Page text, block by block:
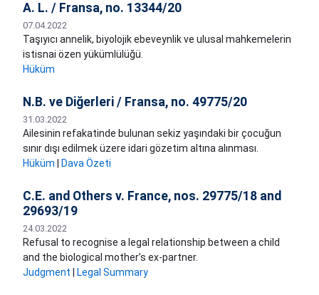
A. L. / Fransa, no. 13344/20
07.04.2022
Taşıyıcı annelik, biyolojik ebeveynlik ve ulusal mahkemelerin
istisnai özen yükümlülüğü.
Hüküm
N.B. ve Diğerleri / Fransa, no. 49775/20
31.03.2022
Ailesinin refakatinde bulunan sekiz yaşındaki bir çocuğun
sınır dışı edilmek üzere idari gözetim altına alınması.
Hüküm
Dava Özeti
C.E. and Others v. France, nos. 29775/18 and
29693/19
24.03.2022
​Refusal to recognise a legal relationship between a child
and the biological mother’s ex-partner.
Judgment
Legal Summary